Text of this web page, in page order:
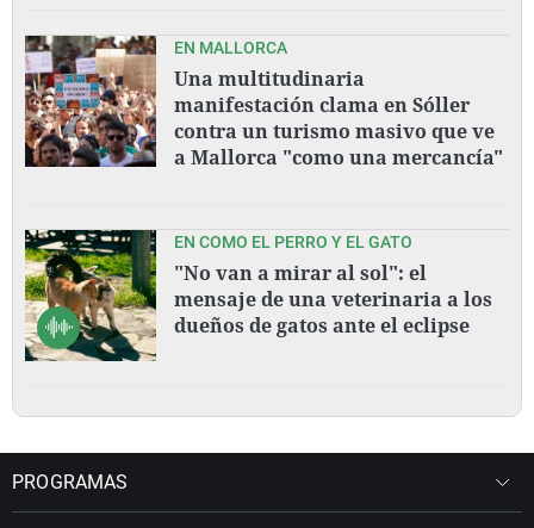
EN MALLORCA
Una multitudinaria
manifestación clama en Sóller
contra un turismo masivo que ve
a Mallorca "como una mercancía"
EN COMO EL PERRO Y EL GATO
"No van a mirar al sol": el
mensaje de una veterinaria a los
dueños de gatos ante el eclipse
PROGRAMAS